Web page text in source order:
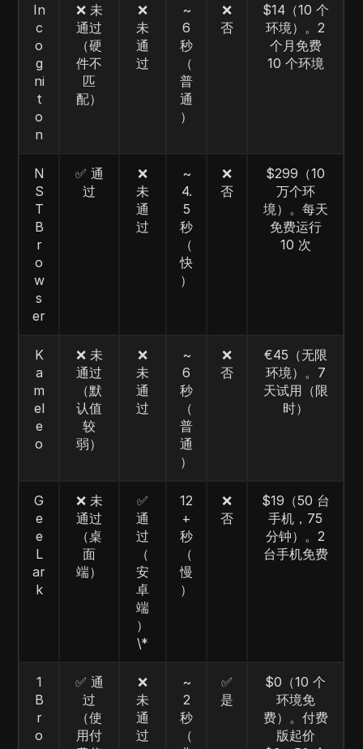
In
c
o
g
ni
t
o
n
❌ 未
通过
（硬
件不
匹
配）
❌
未
通
过
~
6
秒
（
普
通
）
❌
否
$14（10 个
环境）。2
个月免费
10 个环境
N
S
T
B
r
o
w
s
er
✅ 通
过
❌
未
通
过
~
4.
5
秒
（
快
）
❌
否
$299（10
万个环
境）。每天
免费运行
10 次
K
a
m
el
e
o
❌ 未
通过
（默
认值
较
弱）
❌
未
通
过
~
6
秒
（
普
通
）
❌
否
€45（无限
环境）。7
天试用（限
时）
G
e
e
L
ar
k
❌ 未
通过
（桌
面
端）
✅
通
过
（
安
卓
端
）
\*
12
+
秒
（
慢
）
❌
否
$19（50 台
手机，75
分钟）。2
台手机免费
1
B
r
o
✅ 通
过
（使
用付
❌
未
通
过
~
2
秒
（
✅
是
$0（10 个
环境免
费）。付费
版起价